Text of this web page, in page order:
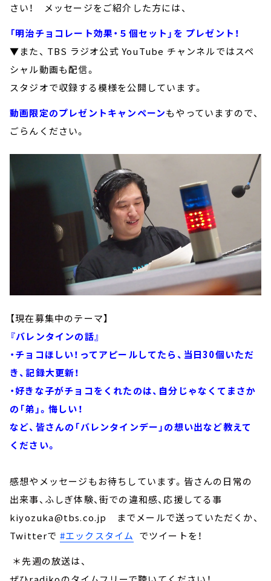
さい！ メッセージをご紹介した方には、
「明治チョコレート効果・５個セット」を プレゼント！
▼また、 TBS ラジオ公式 YouTube チャンネルではスペ
シャル動画も配信。
スタジオで収録する模様を公開しています。
動画限定のプレゼントキャンペーンもやっていますので、
ごらんください。
【現在募集中のテーマ】
『バレンタインの話』
・チョコほしい！ってアピールしてたら、当日30個いただ
き、記録大更新！
・好きな子がチョコをくれたのは、自分じゃなくてまさか
の「弟」。悔しい！
など、皆さんの「バレンタインデー」の想い出など教えて
ください。
感想やメッセージもお待ちしています。皆さんの日常の
出来事、ふしぎ体験、街での違和感、応援してる事
kiyozuka@tbs.co.jp までメールで送っていただくか、
Twitterで #エックスタイム でツイートを！
＊先週の放送は、